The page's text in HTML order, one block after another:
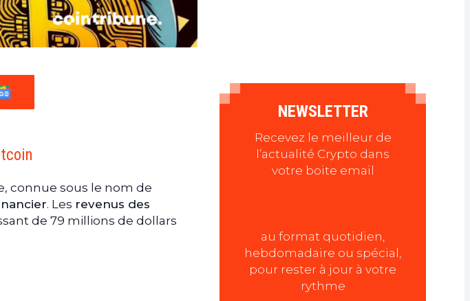
connue sous le nom de
. Les revenus des
de 79 millions de dollars
NEWSLETTER
Recevez le meilleur de
l’actualité Crypto dans
votre boite email
au format quotidien,
hebdomadaire ou spécial,
pour rester à jour à votre
rythme